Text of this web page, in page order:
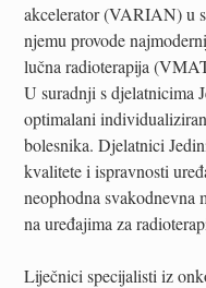
akcelerator (VARIAN) u
njemu provode
lučna radioterapija
U suradnji s djelatnicima
optimalani
bolesnika. Djelatnici
kvalitete i ispravnosti
neophodna svakodnevna
na uređajima za
Liječnici specijalisti iz